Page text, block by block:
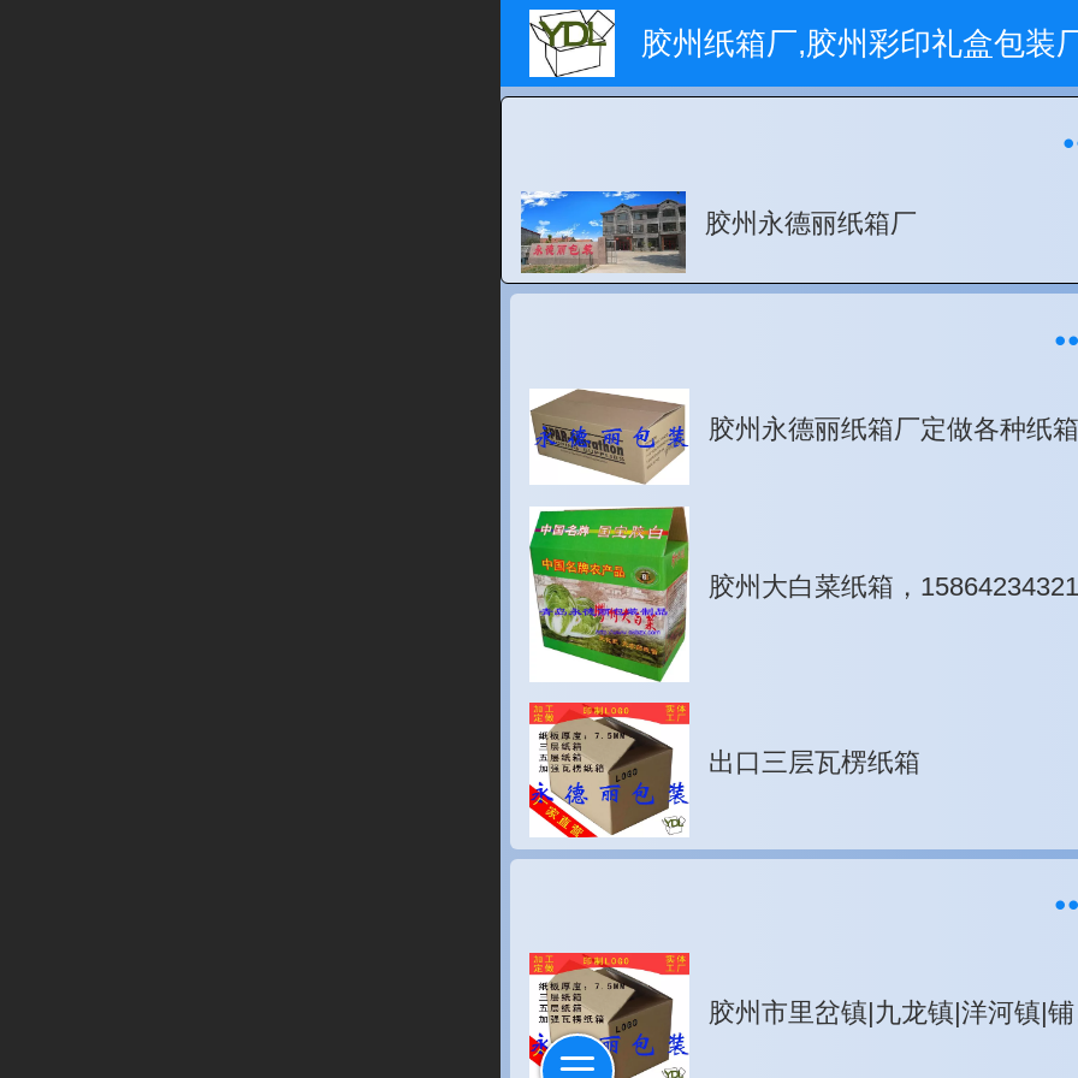
胶州纸箱厂,胶州彩印礼盒包装
胶州永德丽纸箱厂
胶州永德丽纸箱厂定做各种纸箱
胶州大白菜纸箱，15864234321
出口三层瓦楞纸箱